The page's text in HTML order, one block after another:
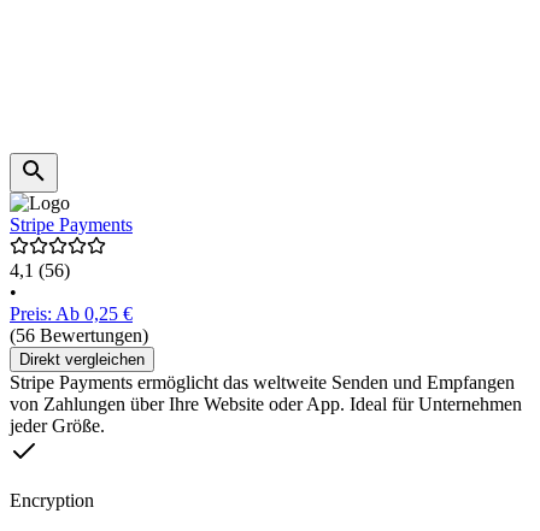
Stripe Payments
4,1 (56)
•
Preis: Ab 0,25 €
(56 Bewertungen)
Direkt vergleichen
Stripe Payments ermöglicht das weltweite Senden und Empfangen
von Zahlungen über Ihre Website oder App. Ideal für Unternehmen
jeder Größe.
Encryption